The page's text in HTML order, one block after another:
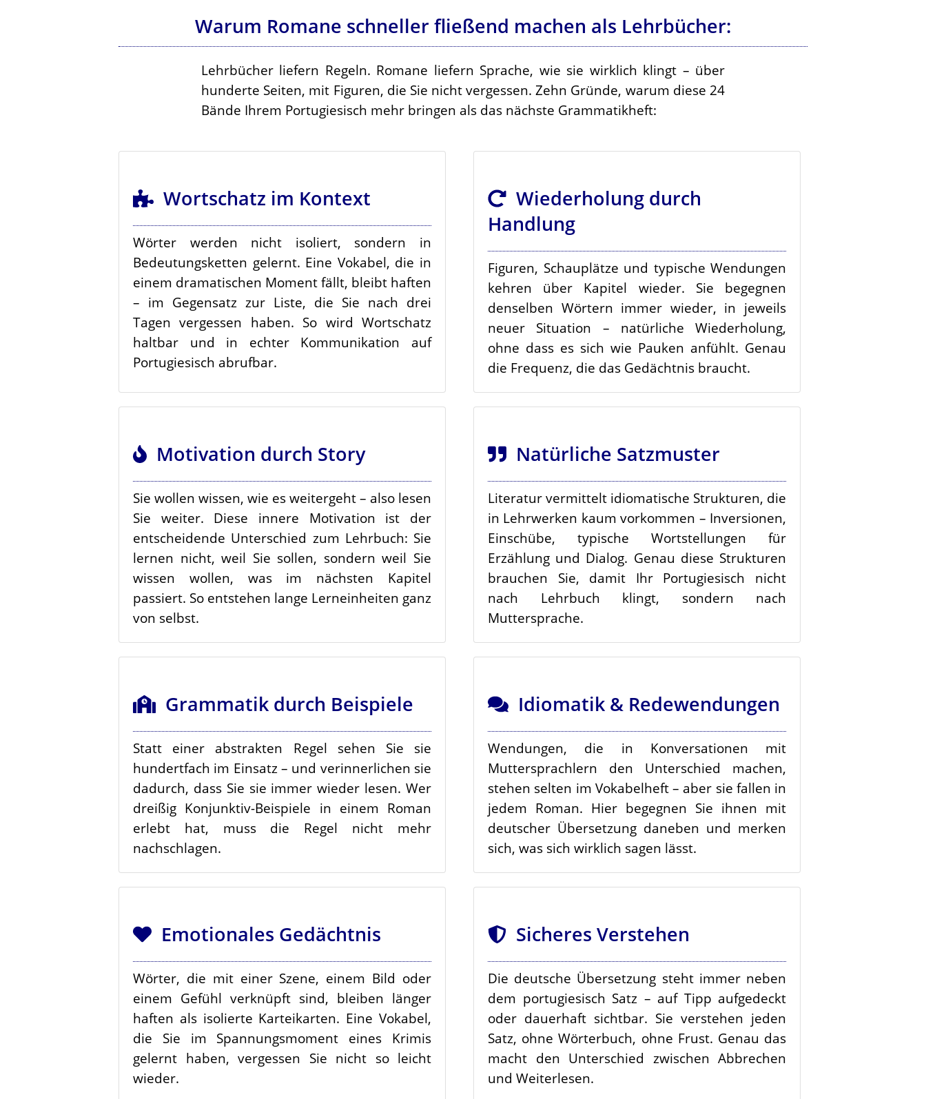
Warum Romane schneller fließend machen als Lehrbücher:
Lehrbücher liefern Regeln. Romane liefern Sprache, wie sie wirklich klingt – über
hunderte Seiten, mit Figuren, die Sie nicht vergessen. Zehn Gründe, warum diese 24
Bände Ihrem Portugiesisch mehr bringen als das nächste Grammatikheft:
Wortschatz im Kontext
Wörter werden nicht isoliert, sondern in
Bedeutungsketten gelernt. Eine Vokabel, die in
einem dramatischen Moment fällt, bleibt haften
– im Gegensatz zur Liste, die Sie nach drei
Tagen vergessen haben. So wird Wortschatz
haltbar und in echter Kommunikation auf
Portugiesisch abrufbar.
Wiederholung durch
Handlung
Figuren, Schauplätze und typische Wendungen
kehren über Kapitel wieder. Sie begegnen
denselben Wörtern immer wieder, in jeweils
neuer Situation – natürliche Wiederholung,
ohne dass es sich wie Pauken anfühlt. Genau
die Frequenz, die das Gedächtnis braucht.
Motivation durch Story
Sie wollen wissen, wie es weitergeht – also lesen
Sie weiter. Diese innere Motivation ist der
entscheidende Unterschied zum Lehrbuch: Sie
lernen nicht, weil Sie sollen, sondern weil Sie
wissen wollen, was im nächsten Kapitel
passiert. So entstehen lange Lerneinheiten ganz
von selbst.
Natürliche Satzmuster
Literatur vermittelt idiomatische Strukturen, die
in Lehrwerken kaum vorkommen – Inversionen,
Einschübe, typische Wortstellungen für
Erzählung und Dialog. Genau diese Strukturen
brauchen Sie, damit Ihr Portugiesisch nicht
nach Lehrbuch klingt, sondern nach
Muttersprache.
Grammatik durch Beispiele
Statt einer abstrakten Regel sehen Sie sie
hundertfach im Einsatz – und verinnerlichen sie
dadurch, dass Sie sie immer wieder lesen. Wer
dreißig Konjunktiv-Beispiele in einem Roman
erlebt hat, muss die Regel nicht mehr
nachschlagen.
Idiomatik & Redewendungen
Wendungen, die in Konversationen mit
Muttersprachlern den Unterschied machen,
stehen selten im Vokabelheft – aber sie fallen in
jedem Roman. Hier begegnen Sie ihnen mit
deutscher Übersetzung daneben und merken
sich, was sich wirklich sagen lässt.
Emotionales Gedächtnis
Wörter, die mit einer Szene, einem Bild oder
einem Gefühl verknüpft sind, bleiben länger
haften als isolierte Karteikarten. Eine Vokabel,
die Sie im Spannungsmoment eines Krimis
gelernt haben, vergessen Sie nicht so leicht
wieder.
Sicheres Verstehen
Die deutsche Übersetzung steht immer neben
dem portugiesisch Satz – auf Tipp aufgedeckt
oder dauerhaft sichtbar. Sie verstehen jeden
Satz, ohne Wörterbuch, ohne Frust. Genau das
macht den Unterschied zwischen Abbrechen
und Weiterlesen.